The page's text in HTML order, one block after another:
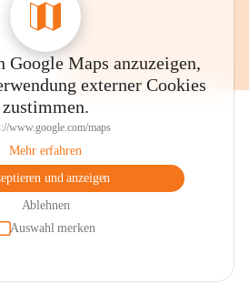
Google Maps anzuzeigen,
externer Cookies
zustimmen.
www.google.com/maps
Mehr erfahren
und anzeigen
Ablehnen
Auswahl merken